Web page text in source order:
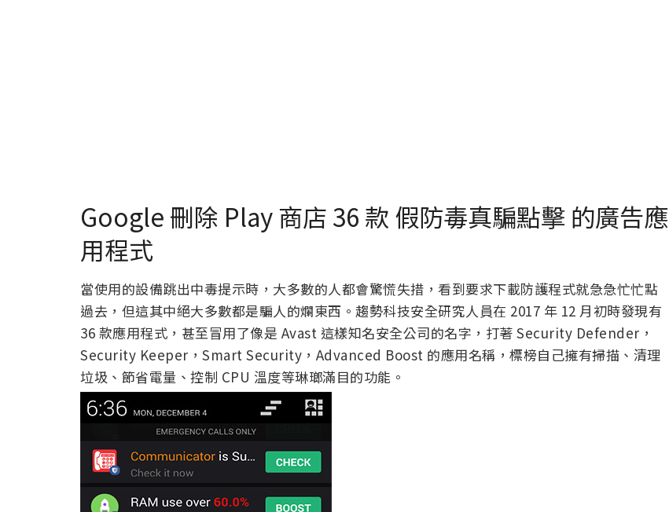
Google 刪除 Play 商店 36 款 假防毒真騙點擊 的廣告應
用程式
當使用的設備跳出中毒提示時，大多數的人都會驚慌失措，看到要求下載防護程式就急急忙忙點
過去，但這其中絕大多數都是騙人的爛東西。趨勢科技安全研究人員在 2017 年 12 月初時發現有
36 款應用程式，甚至冒用了像是 Avast 這樣知名安全公司的名字，打著 Security Defender，
Security Keeper，Smart Security，Advanced Boost 的應用名稱，標榜自己擁有掃描、清理
垃圾、節省電量、控制 CPU 溫度等琳瑯滿目的功能。